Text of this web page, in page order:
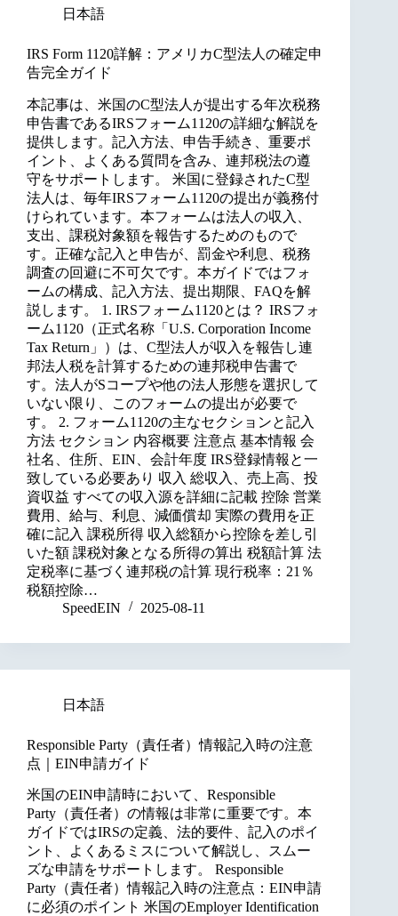
日本語
IRS Form 1120詳解：アメリカC型法人の確定申
告完全ガイド
本記事は、米国のC型法人が提出する年次税務
申告書であるIRSフォーム1120の詳細な解説を
提供します。記入方法、申告手続き、重要ポ
イント、よくある質問を含み、連邦税法の遵
守をサポートします。 米国に登録されたC型
法人は、毎年IRSフォーム1120の提出が義務付
けられています。本フォームは法人の収入、
支出、課税対象額を報告するためのもので
す。正確な記入と申告が、罰金や利息、税務
調査の回避に不可欠です。本ガイドではフォ
ームの構成、記入方法、提出期限、FAQを解
説します。 1. IRSフォーム1120とは？ IRSフォ
ーム1120（正式名称「U.S. Corporation Income
Tax Return」）は、C型法人が収入を報告し連
邦法人税を計算するための連邦税申告書で
す。法人がSコープや他の法人形態を選択して
いない限り、このフォームの提出が必要で
す。 2. フォーム1120の主なセクションと記入
方法 セクション 内容概要 注意点 基本情報 会
社名、住所、EIN、会計年度 IRS登録情報と一
致している必要あり 収入 総収入、売上高、投
資収益 すべての収入源を詳細に記載 控除 営業
費用、給与、利息、減価償却 実際の費用を正
確に記入 課税所得 収入総額から控除を差し引
いた額 課税対象となる所得の算出 税額計算 法
定税率に基づく連邦税の計算 現行税率：21％
税額控除…
SpeedEIN
2025-08-11
日本語
Responsible Party（責任者）情報記入時の注意
点｜EIN申請ガイド
米国のEIN申請時において、Responsible
Party（責任者）の情報は非常に重要です。本
ガイドではIRSの定義、法的要件、記入のポイ
ント、よくあるミスについて解説し、スムー
ズな申請をサポートします。 Responsible
Party（責任者）情報記入時の注意点：EIN申請
に必須のポイント 米国のEmployer Identification